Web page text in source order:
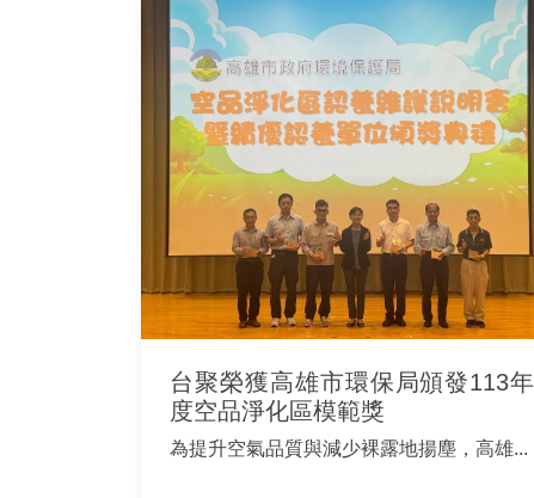
台聚榮獲高雄市環保局頒發113年
度空品淨化區模範獎
為提升空氣品質與減少裸露地揚塵，高雄...